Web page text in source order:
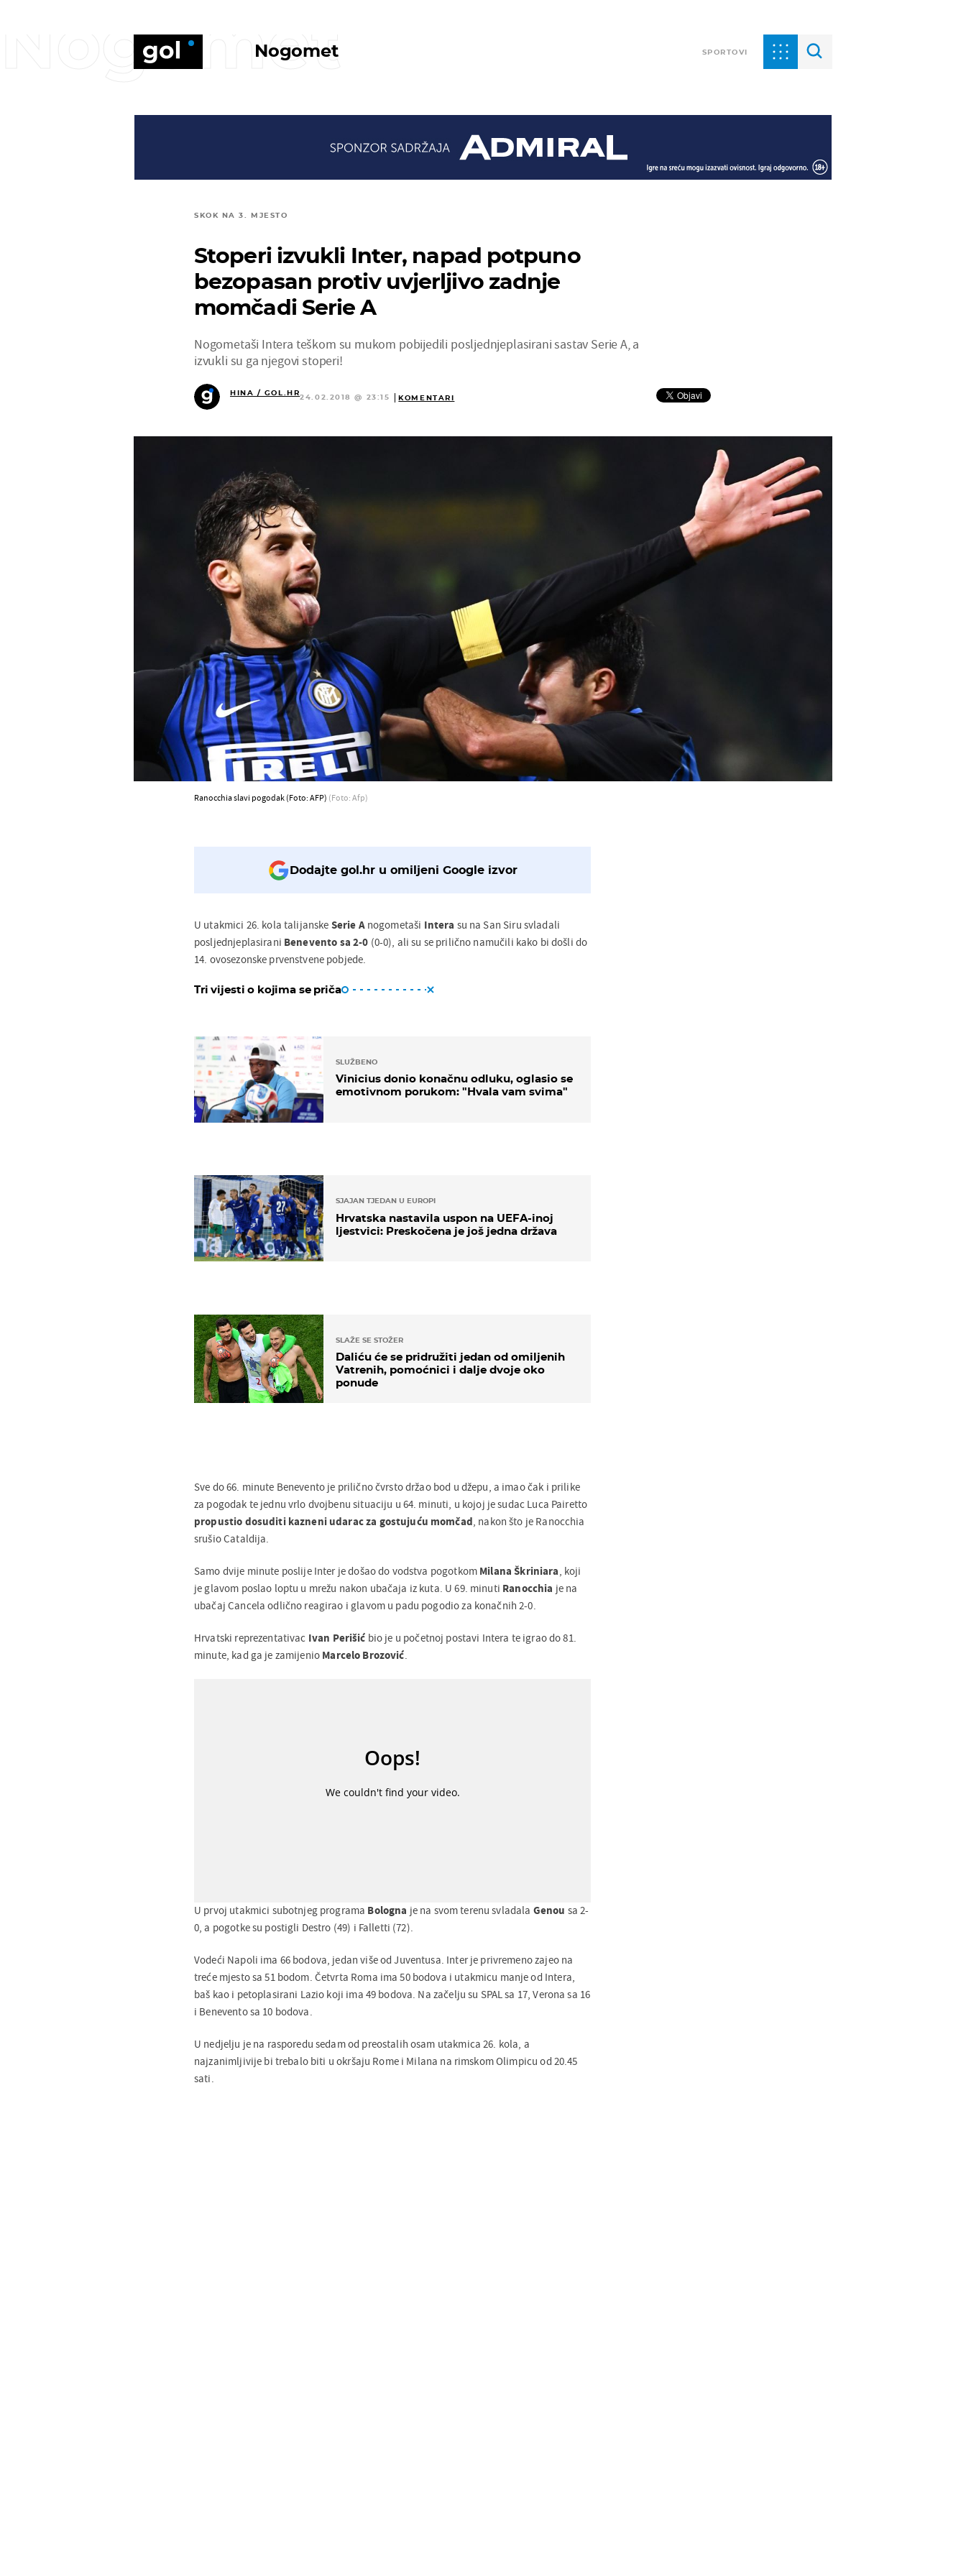
Nogomet SPORTOVI
Nogomet
SKOK NA 3. MJESTO
Stoperi izvukli Inter, napad potpuno
bezopasan protiv uvjerljivo zadnje
momčadi Serie A
Nogometaši Intera teškom su mukom pobijedili posljednjeplasirani sastav Serie A, a
izvukli su ga njegovi stoperi!
HINA / GOL.HR
24.02.2018 @ 23:15 KOMENTARI
Ranocchia slavi pogodak (Foto: AFP) (Foto: Afp)
Dodajte gol.hr u omiljeni Google izvor
U utakmici 26. kola talijanske Serie Anogometaši Intera su na San Siru svladali
posljednjeplasirani Benevento sa 2-0 (0-0), ali su se prilično namučili kako bi došli do
14. ovosezonske prvenstvene pobjede.
Tri vijesti o kojima se priča
SLUŽBENO
Vinicius donio konačnu odluku, oglasio se
emotivnom porukom: "Hvala vam svima"
SJAJAN TJEDAN U EUROPI
Hrvatska nastavila uspon na UEFA-inoj
ljestvici: Preskočena je još jedna država
SLAŽE SE STOŽER
Daliću će se pridružiti jedan od omiljenih
Vatrenih, pomoćnici i dalje dvoje oko
ponude
Sve do 66. minute Benevento je prilično čvrsto držao bod u džepu, a imao čak i prilike
za pogodak te jednu vrlo dvojbenu situaciju u 64. minuti, u kojoj je sudac Luca Pairetto
propustio dosuditi kazneni udarac za gostujuću momčad, nakon što je Ranocchia
srušio Cataldija.
Samo dvije minute poslije Inter je došao do vodstva pogotkom Milana Škriniara, koji
je glavom poslao loptu u mrežu nakon ubačaja iz kuta. U 69. minuti Ranocchia je na
ubačaj Cancela odlično reagirao i glavom u padu pogodio za konačnih 2-0.
Hrvatski reprezentativac Ivan Perišić bio je u početnoj postavi Intera te igrao do 81.
minute, kad ga je zamijenio Marcelo Brozović.
U prvoj utakmici subotnjeg programa Bologna je na svom terenu svladala Genou sa 2-
0, a pogotke su postigli Destro (49) i Falletti (72).
Vodeći Napoli ima 66 bodova, jedan više od Juventusa. Inter je privremeno zajeo na
treće mjesto sa 51 bodom. Četvrta Roma ima 50 bodova i utakmicu manje od Intera,
baš kao i petoplasirani Lazio koji ima 49 bodova. Na začelju su SPAL sa 17, Verona sa 16
i Benevento sa 10 bodova.
U nedjelju je na rasporedu sedam od preostalih osam utakmica 26. kola, a
najzanimljivije bi trebalo biti u okršaju Rome i Milana na rimskom Olimpicu od 20.45
sati.